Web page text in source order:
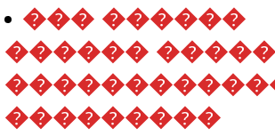
��� ������
������ �����
���������